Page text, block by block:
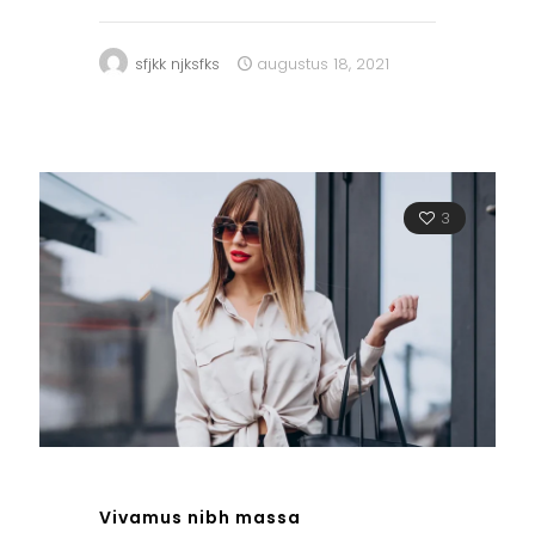
sfjkk njksfks augustus 18, 2021
3
Vivamus nibh massa